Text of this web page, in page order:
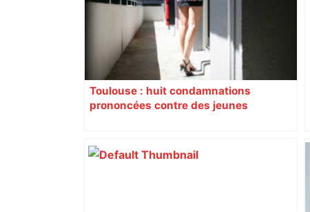
Toulouse : huit condamnations
prononcées contre des jeunes